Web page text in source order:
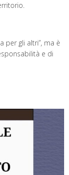
per gli altri”, ma è
e di